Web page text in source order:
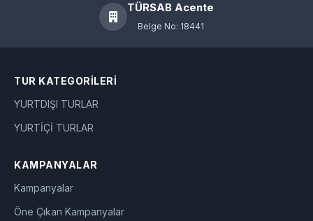
TÜRSAB Acente
Belge No: 18441
TUR KATEGORILERI
YURTDIŞI TURLAR
YURTİÇİ TURLAR
KAMPANYALAR
Kampanyalar
Öne Çıkan Kampanyalar